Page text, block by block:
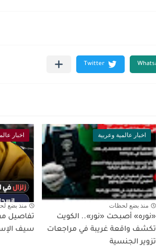
اخبار عالمية وعربية
منذ بضع لحظات
«نوره» أصبحت «نور».. الكويت
تكشف واقعة غريبة في مراجعات
تزوير الجنسية
اخبار
منذ بضع
تفاصيل
سيف